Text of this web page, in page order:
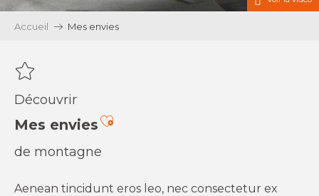
Accueil Mes envies
Découvrir
Mes enviesAjouter aux favoris
de montagne
Aenean tincidunt eros leo, nec consectetur ex